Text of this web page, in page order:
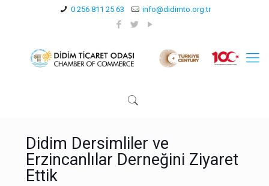
0 256 811 25 63 info@didimto.org.tr
Didim Dersimliler ve
Erzincanlılar Derneğini Ziyaret
Ettik